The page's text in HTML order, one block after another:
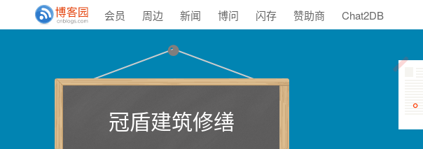
会员 周边 新闻 博问 闪存 赞助商 Chat2DB
冠盾建筑修缮